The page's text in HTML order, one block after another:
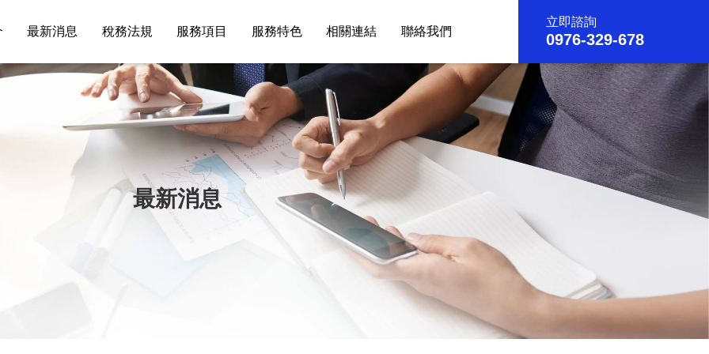
最新消息 稅務法規 服務項目 服務特色 相關連結 聯絡我們
立即諮詢
0976-329-678
最新消息